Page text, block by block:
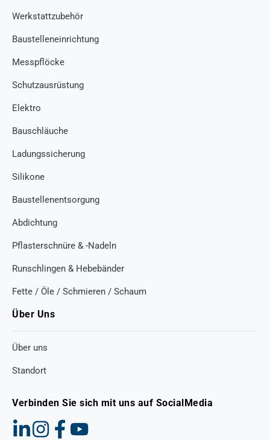
Werkstattzubehör
Baustelleneinrichtung
Messpflöcke
Schutzausrüstung
Elektro
Bauschläuche
Ladungssicherung
Silikone
Baustellenentsorgung
Abdichtung
Pflasterschnüre & -Nadeln
Runschlingen & Hebebänder
Fette / Öle / Schmieren / Schaum
Über Uns
Über uns
Standort
Verbinden Sie sich mit uns auf SocialMedia